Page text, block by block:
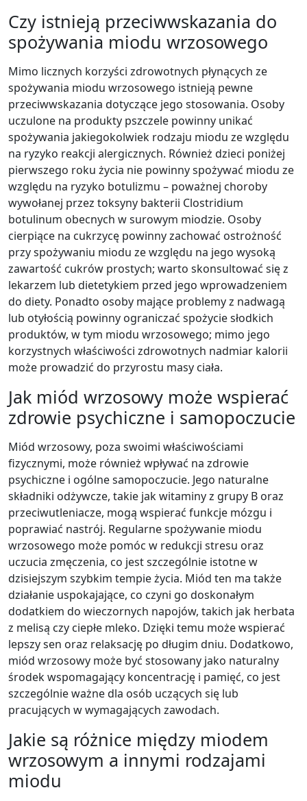
Czy istnieją przeciwwskazania do
spożywania miodu wrzosowego
Mimo licznych korzyści zdrowotnych płynących ze
spożywania miodu wrzosowego istnieją pewne
przeciwwskazania dotyczące jego stosowania. Osoby
uczulone na produkty pszczele powinny unikać
spożywania jakiegokolwiek rodzaju miodu ze względu
na ryzyko reakcji alergicznych. Również dzieci poniżej
pierwszego roku życia nie powinny spożywać miodu ze
względu na ryzyko botulizmu – poważnej choroby
wywołanej przez toksyny bakterii Clostridium
botulinum obecnych w surowym miodzie. Osoby
cierpiące na cukrzycę powinny zachować ostrożność
przy spożywaniu miodu ze względu na jego wysoką
zawartość cukrów prostych; warto skonsultować się z
lekarzem lub dietetykiem przed jego wprowadzeniem
do diety. Ponadto osoby mające problemy z nadwagą
lub otyłością powinny ograniczać spożycie słodkich
produktów, w tym miodu wrzosowego; mimo jego
korzystnych właściwości zdrowotnych nadmiar kalorii
może prowadzić do przyrostu masy ciała.
Jak miód wrzosowy może wspierać
zdrowie psychiczne i samopoczucie
Miód wrzosowy, poza swoimi właściwościami
fizycznymi, może również wpływać na zdrowie
psychiczne i ogólne samopoczucie. Jego naturalne
składniki odżywcze, takie jak witaminy z grupy B oraz
przeciwutleniacze, mogą wspierać funkcje mózgu i
poprawiać nastrój. Regularne spożywanie miodu
wrzosowego może pomóc w redukcji stresu oraz
uczucia zmęczenia, co jest szczególnie istotne w
dzisiejszym szybkim tempie życia. Miód ten ma także
działanie uspokajające, co czyni go doskonałym
dodatkiem do wieczornych napojów, takich jak herbata
z melisą czy ciepłe mleko. Dzięki temu może wspierać
lepszy sen oraz relaksację po długim dniu. Dodatkowo,
miód wrzosowy może być stosowany jako naturalny
środek wspomagający koncentrację i pamięć, co jest
szczególnie ważne dla osób uczących się lub
pracujących w wymagających zawodach.
Jakie są różnice między miodem
wrzosowym a innymi rodzajami
miodu